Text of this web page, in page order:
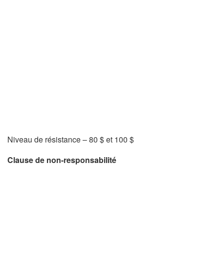
Niveau de résistance – 80 $ et 100 $
Clause de non-responsabilité